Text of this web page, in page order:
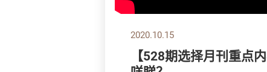
2020.10.15
【528期选择月刊重点